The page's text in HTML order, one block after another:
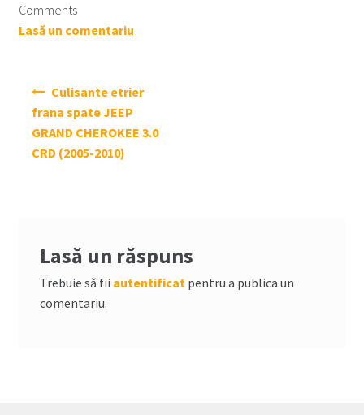
Politica COOKIE
Termeni si conditii
Comments
Lasă un comentariu
Culisante etrier
frana spate JEEP
GRAND CHEROKEE 3.0
CRD (2005-2010)
Lasă un răspuns
Trebuie să fii autentificatpentru a publica un
comentariu.